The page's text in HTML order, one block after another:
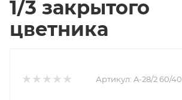
1/3 закрытого
цветника
Артикул: A-28/2 60/40